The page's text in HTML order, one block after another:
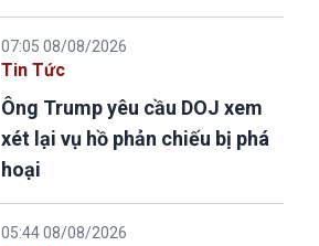
07:05 08/08/2026
Tin Tức
Ông Trump yêu cầu DOJ xem
xét lại vụ hồ phản chiếu bị phá
hoại
05:44 08/08/2026